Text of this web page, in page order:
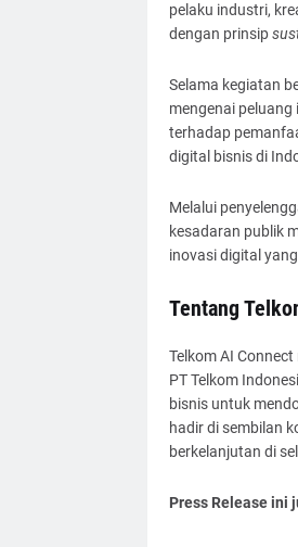
pelaku industri,
dengan prinsip
Selama kegiatan
mengenai
terhadap
digital bisnis di
Melalui
kesadaran publik
inovasi digital
Tentang
Telkom AI
PT Telkom
bisnis untuk
hadir di sembilan
berkelanjutan di
Press Release ini